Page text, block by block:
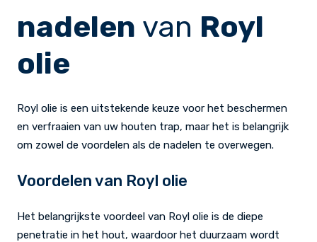
nadelen van Royl
olie
Royl olie is een uitstekende keuze voor het beschermen
en verfraaien van uw houten trap, maar het is belangrijk
om zowel de voordelen als de nadelen te overwegen.
Voordelen van Royl olie
Het belangrijkste voordeel van Royl olie is de diepe
penetratie in het hout, waardoor het duurzaam wordt